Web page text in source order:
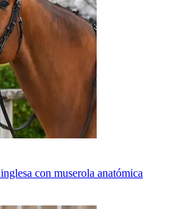
con muserola anatómica